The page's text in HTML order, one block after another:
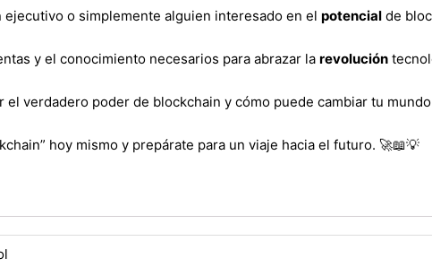
o simplemente alguien interesado en el potencial de
y el conocimiento necesarios para abrazar la revolución
el verdadero poder de blockchain y cómo puede cambiar tu
hoy mismo y prepárate para un viaje hacia el futuro. 🚀📖💡